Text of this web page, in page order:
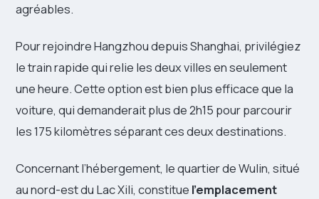
agréables.
Pour rejoindre Hangzhou depuis Shanghai, privilégiez
le train rapide qui relie les deux villes en seulement
une heure. Cette option est bien plus efficace que la
voiture, qui demanderait plus de 2h15 pour parcourir
les 175 kilomètres séparant ces deux destinations.
Concernant l’hébergement, le quartier de Wulin, situé
au nord-est du Lac Xili, constitue l’emplacement